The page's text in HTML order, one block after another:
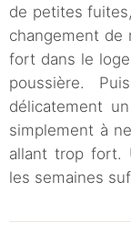
de petites
changement de
fort dans le
poussière.
délicatement
simplement à
allant trop fort.
les semaines